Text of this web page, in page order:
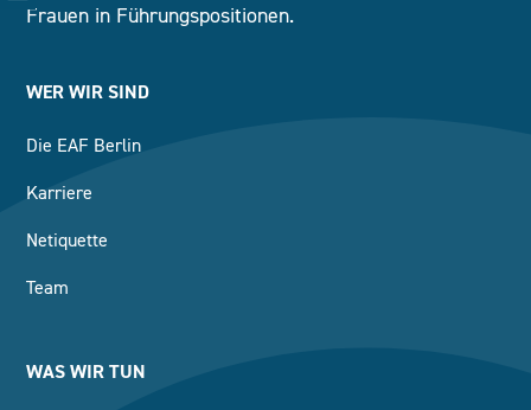
Frauen in Führungspositionen.
WER WIR SIND
Die EAF Berlin
Karriere
Netiquette
Team
WAS WIR TUN